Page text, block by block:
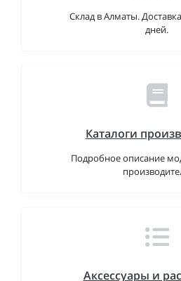
Склад в Алматы.
дней.
Каталоги
Подробное описание
Аксессуары и